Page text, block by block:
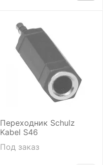
Переходник Schulz
Kabel S46
Под заказ